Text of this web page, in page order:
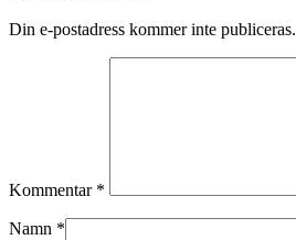
Din e-postadress kommer inte publiceras.
Kommentar *
Namn *